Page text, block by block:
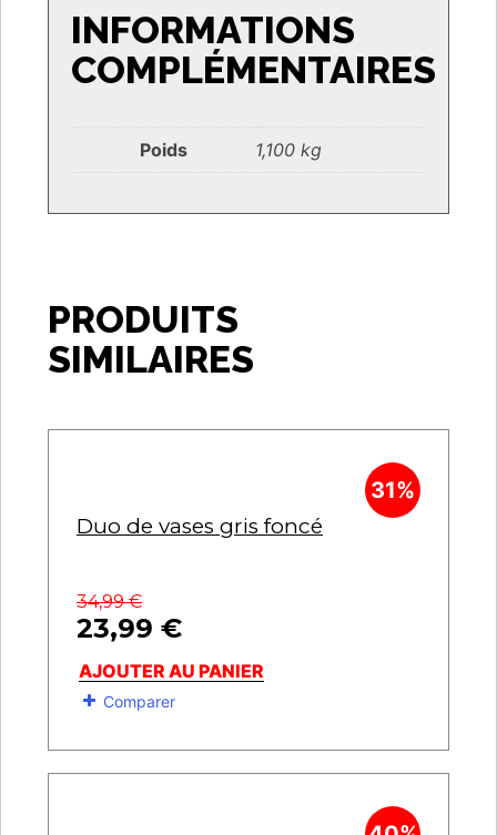
INFORMATIONS
COMPLÉMENTAIRES
Poids 1,100 kg
PRODUITS
SIMILAIRES
31%
Duo de vases gris foncé
34,99€
23,99 €
AJOUTER AU PANIER
Comparer